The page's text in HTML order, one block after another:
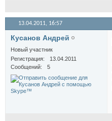
13.04.2011, 16:57
Кусанов Андрей
Новый участник
Регистрация
13.04.2011
Сообщений
5